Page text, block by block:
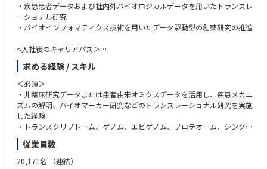
・疾患患者データおよび社内外バイオロジカルデータを用いたトランスレ
ーショナル研究
・バイオインフォマティクス技術を用いたデータ駆動型の創薬研究の推進
<入社後のキャリアパス＞
・創薬研究の初期探索またはプロジェクトのリーダー
・データ駆動型創薬研究基盤構築の企画・推進リーダー
求める経験 / スキル
＜必須＞
・非臨床研究データまたは患者由来オミクスデータを活用し、疾患メカニ
ズムの解明、バイオマーカー研究などのトランスレーショナル研究を実施
した経験
・トランスクリプトーム、ゲノム、エピゲノム、プロテオーム、シングル
セル解析などのオミクスデータを用いた研究経験
・生物学的・薬理学的な仮説に基づいて解析計画を立案し、得られた結果
を解釈して次の実験や研究方針につなげた経験
従業員数
20,171名 （連結）